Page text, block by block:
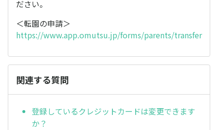
ださい。
＜転園の申請＞
https://www.app.omutsu.jp/forms/parents/transfer
関連する質問
登録しているクレジットカードは変更できます
か？